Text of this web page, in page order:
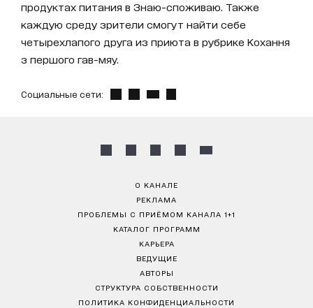
продуктах питания в Знаю-споживаю. Также
каждую среду зрители смогут найти себе
четырехлапого друга из приюта в рубрике Кохання
з першого гав-мяу.
Социальные сети:
О КАНАЛЕ
РЕКЛАМА
ПРОБЛЕМЫ С ПРИЁМОМ КАНАЛА 1+1
КАТАЛОГ ПРОГРАММ
КАРЬЕРА
ВЕДУЩИЕ
АВТОРЫ
СТРУКТУРА СОБСТВЕННОСТИ
ПОЛИТИКА КОНФИДЕНЦИАЛЬНОСТИ